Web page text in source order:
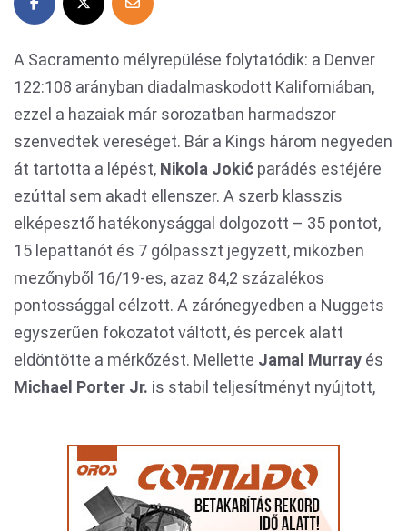
A Sacramento mélyrepülése folytatódik: a Denver
122:108 arányban diadalmaskodott Kaliforniában,
ezzel a hazaiak már sorozatban harmadszor
szenvedtek vereséget. Bár a Kings három negyeden
át tartotta a lépést, Nikola Jokić parádés estéjére
ezúttal sem akadt ellenszer. A szerb klasszis
elképesztő hatékonysággal dolgozott – 35 pontot,
15 lepattanót és 7 gólpasszt jegyzett, miközben
mezőnyből 16/19-es, azaz 84,2 százalékos
pontossággal célzott. A zárónegyedben a Nuggets
egyszerűen fokozatot váltott, és percek alatt
eldöntötte a mérkőzést. Mellette Jamal Murray és
Michael Porter Jr. is stabil teljesítményt nyújtott,